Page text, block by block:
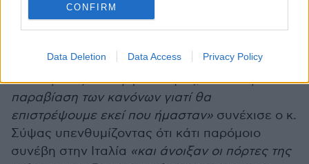
CONFIRM
Data Deletion Data Access Privacy Policy
δείκτης R0 (σ.σ. ο δείκτης διασποράς του
«Δεν χρειάζεται εφησυχασμός, δεν επιτρέπεται
παραβίαση των κανόνων γιατί θα
επιστρέψουμε εκεί που ήμασταν» συνέχισε ο κ.
Σύψας υπενθυμίζοντας ότι κάτι παρόμοιο
συνέβη στην Ιταλία «και άνοιξαν οι πόρτες της